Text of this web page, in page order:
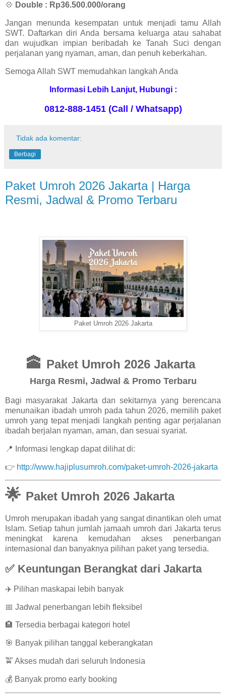
💠 Double : Rp36.500.000/orang
Jangan menunda kesempatan untuk menjadi tamu Allah
SWT. Daftarkan diri Anda bersama keluarga atau sahabat
dan wujudkan impian beribadah ke Tanah Suci dengan
perjalanan yang nyaman, aman, dan penuh keberkahan.
Semoga Allah SWT memudahkan langkah Anda
Informasi Lebih Lanjut, Hubungi :
0812-888-1451 (Call / Whatsapp)
Tidak ada komentar:
Berbagi
Paket Umroh 2026 Jakarta | Harga
Resmi, Jadwal & Promo Terbaru
Paket Umroh 2026 Jakarta
🕋 Paket Umroh 2026 Jakarta
Harga Resmi, Jadwal & Promo Terbaru
Bagi masyarakat Jakarta dan sekitarnya yang berencana
menunaikan ibadah umroh pada tahun 2026, memilih paket
umroh yang tepat menjadi langkah penting agar perjalanan
ibadah berjalan nyaman, aman, dan sesuai syariat.
📍 Informasi lengkap dapat dilihat di:
👉 http://www.hajiplusumroh.com/paket-umroh-2026-jakarta
🌟 Paket Umroh 2026 Jakarta
Umroh merupakan ibadah yang sangat dinantikan oleh umat
Islam. Setiap tahun jumlah jamaah umroh dari Jakarta terus
meningkat karena kemudahan akses penerbangan
internasional dan banyaknya pilihan paket yang tersedia.
✅ Keuntungan Berangkat dari Jakarta
✈️ Pilihan maskapai lebih banyak
📅 Jadwal penerbangan lebih fleksibel
🏨 Tersedia berbagai kategori hotel
🎯 Banyak pilihan tanggal keberangkatan
🚖 Akses mudah dari seluruh Indonesia
💰 Banyak promo early booking